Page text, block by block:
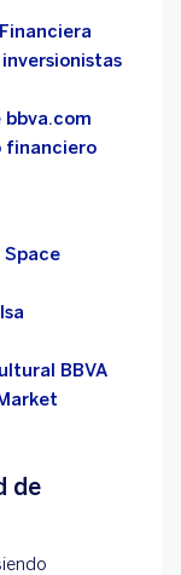
financiero
Space
BBVA
de